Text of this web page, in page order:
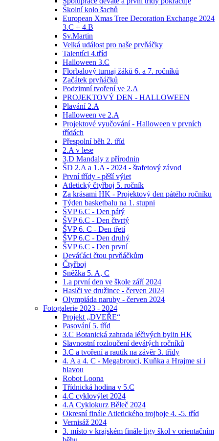
Školní kolo šachů
European Xmas Tree Decoration Exchange 2024
3.C + 4.B
Sv.Martin
Velká událost pro naše prvňáčky
Talentíci 4.tříd
Halloween 3.C
Florbalový turnaj žáků 6. a 7. ročníků
Začátek prvňáčků
Podzimní tvoření ve 2.A
PROJEKTOVÝ DEN - HALLOWEEN
Plavání 2.A
Halloween ve 2.A
Projektové vyučování - Halloween v prvních
třídách
Přespolní běh 2. tříd
2.A v lese
3.D Mandaly z přírodnin
ŠD 2.A a 1.A - 2024 - štafetový závod
První třídy - pěší výlet
Atletický čtyřboj 5. ročník
Za krásami HK - Projektový den pátého ročníku
Týden basketbalu na 1. stupni
ŠVP 6.C - Den pátý
ŠVP 6.C - Den čtvrtý
ŠVP 6. C - Den třetí
ŠVP 6.C - Den druhý
ŠVP 6.C - Den první
Deváťáci čtou prvňáčkům
Čtyřboj
Sněžka 5. A, C
1.a první den ve škole září 2024
Hasiči ve družince - červen 2024
Olympiáda naruby - červen 2024
Fotogalerie 2023 - 2024
Projekt „DVEŘE“
Pasování 5. tříd
3.C Botanická zahrada léčivých bylin HK
Slavnostní rozloučení devátých ročníků
3.C a tvoření a rautík na závěr 3. třídy
4. A a 4. C - Megabrouci, Kuňka a Hrajme si i
hlavou
Robot Loona
Třídnická hodina v 5.C
4.C cyklovýlet 2024
4.A Cyklokurz Běleč 2024
Okresní finále Atletického trojboje 4. -5. tříd
Vernisáž 2024
3. místo v krajském finále ligy škol v orientačním